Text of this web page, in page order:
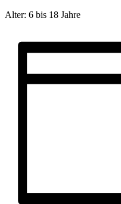
Alter: 6 bis 18 Jahre